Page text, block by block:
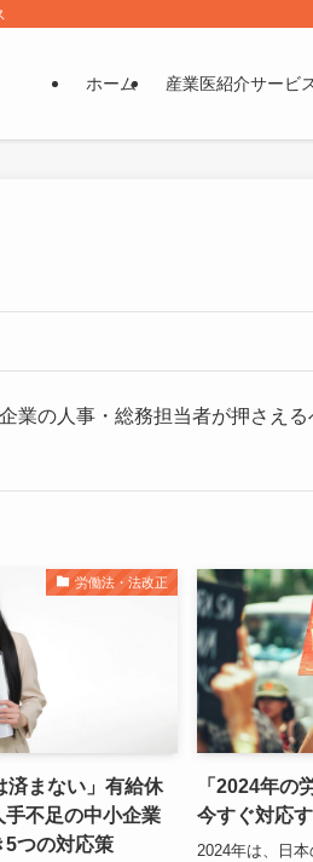
ホーム 産業医紹介サービ
業の人事・総務担当者が押さえる
労働法・法改正
済まない」有給休
手不足の中小企業
5つの対応策
「2024年の
今すぐ対応
2024年は、日